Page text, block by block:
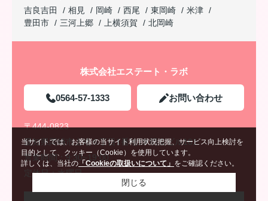
吉良吉田
相見 岡崎 西尾 東岡崎
米津
豊田市
三河上郷 上横須賀 北岡崎
株式会社エステート・ラボ
0564-57-1333 お問い合わせ
〒444-0823
愛知県岡崎市上地６丁目1番地19 明友ビル101
営業時間：9:30~19:00
定休日：水曜日
当サイトでは、お客様の当サイト利用状況把握、サービス向上検討を
目的として、クッキー（Cookie）を使用しています。
詳しくは、当社の 「Cookieの取扱いについて」 をご確認ください。
閉じる